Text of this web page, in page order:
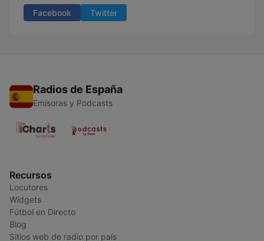
Facebook Twitter
Radios de España
Emisoras y Podcasts
Recursos
Locutores
Widgets
Fútbol en Directo
Blog
Sitios web de radio por país